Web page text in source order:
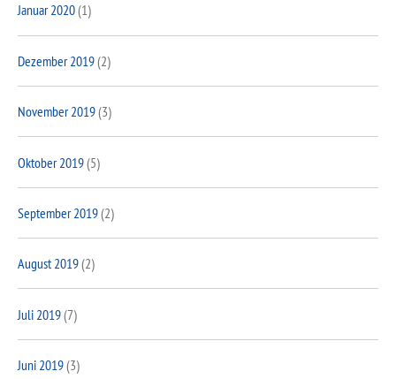
Januar 2020(1)
Dezember 2019(2)
November 2019(3)
Oktober 2019(5)
September 2019(2)
August 2019(2)
Juli 2019(7)
Juni 2019(3)